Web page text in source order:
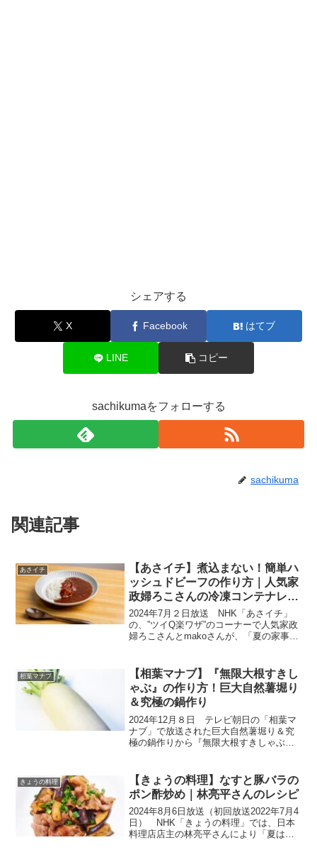
シェアする
X Facebook はてブ
LINE コピー
sachikumaをフォローする
sachikuma
関連記事
あさイチ
【あさイチ】煮込まない！簡単ハ
ッシュドビーフの作り方｜人気家
政婦ろこさんの冷凍コンテナレシ
ピ
2024年7月２日放送 NHK「あさイチ」
の、”ツイQ楽ワザ”のコーナーで人気家政
婦ろこさんとmakoさんが、「夏の家事が
った「煮込まない！簡単ハッシュドビー
フ」を紹介...
相葉マナブ
【相葉マナブ】『無限大根すきし
ゃぶ』の作り方！巨大自然薯堀り
＆究極の鍋作り
2024年12月８日 テレビ朝日の「相葉マ
ナブ」で放送された巨大自然薯堀り＆究
極の鍋作りから『無限大根すきしゃぶ』
野永さんと一緒に、東京都八王子で食材
調達。お世話にな...
きょうの料理
【きょうの料理】なすと豚バラの
ポン酢炒め｜林亮平さんのレシピ
2024年8月6日放送（初回放送2022年7月4
日） NHK「きょうの料理」では、日本
料理店店主の林亮平さんにより「夏はな